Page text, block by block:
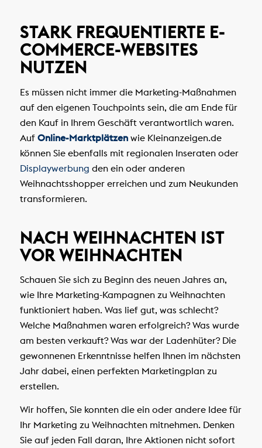
STARK FREQUENTIERTE E-
COMMERCE-WEBSITES
NUTZEN
Es müssen nicht immer die Marketing-Maßnahmen
auf den eigenen Touchpoints sein, die am Ende für
den Kauf in Ihrem Geschäft verantwortlich waren.
Auf Online-Marktplätzenwie Kleinanzeigen.de
können Sie ebenfalls mit regionalen Inseraten oder
Displaywerbung den ein oder anderen
Weihnachtsshopper erreichen und zum Neukunden
transformieren.
NACH WEIHNACHTEN IST
VOR WEIHNACHTEN
Schauen Sie sich zu Beginn des neuen Jahres an,
wie Ihre Marketing-Kampagnen zu Weihnachten
funktioniert haben. Was lief gut, was schlecht?
Welche Maßnahmen waren erfolgreich? Was wurde
am besten verkauft? Was war der Ladenhüter? Die
gewonnenen Erkenntnisse helfen Ihnen im nächsten
Jahr dabei, einen perfekten Marketingplan zu
erstellen.
Wir hoffen, Sie konnten die ein oder andere Idee für
Ihr Marketing zu Weihnachten mitnehmen. Denken
Sie auf jeden Fall daran, Ihre Aktionen nicht sofort